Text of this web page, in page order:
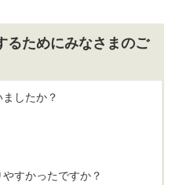
るためにみなさまのご
したか？
すかったですか？